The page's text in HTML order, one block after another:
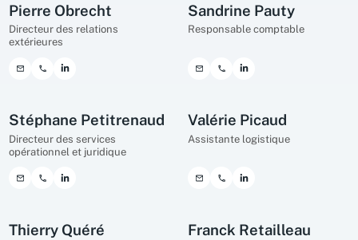
Pierre Obrecht
Directeur des relations
extérieures
Sandrine Pauty
Responsable comptable
Stéphane Petitrenaud
Directeur des services
opérationnel et juridique
Valérie Picaud
Assistante logistique
Thierry Quéré Franck Retailleau